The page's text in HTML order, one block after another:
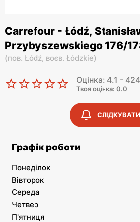
Carrefour - Łódź,
Przybyszewskiego 176/
(пов. Łódź, воєв. Łódzkie)
Оцінка: 4.1 -
Твоя оцінка: 0.0
СЛІДКУВАТИ
Графік роботи
Понеділок
Вівторок
Середа
Четвер
П'ятниця